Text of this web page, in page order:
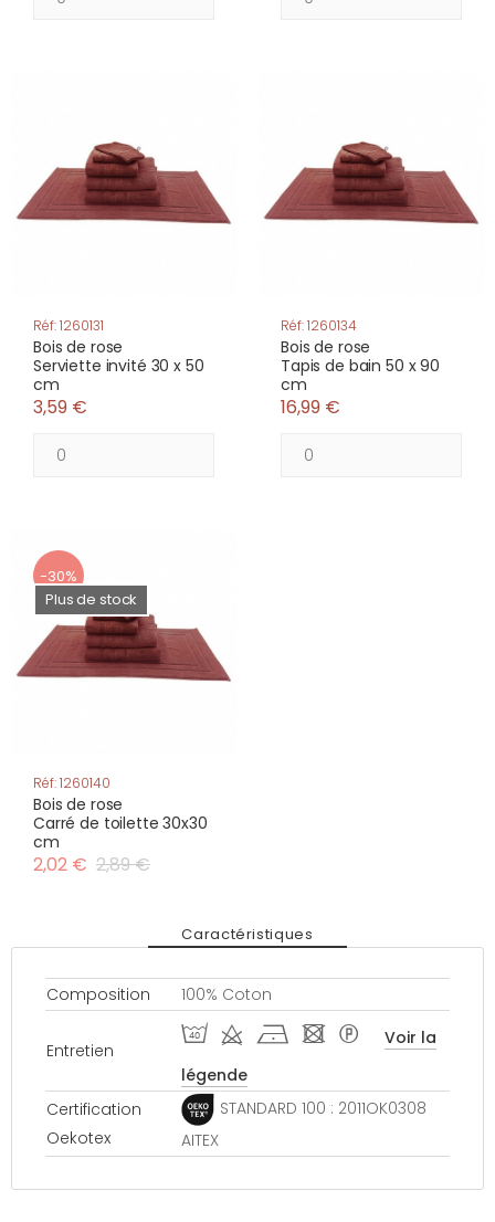
Réf: 1260131
Bois de rose
Serviette invité 30 x 50
cm
3,59 €
Réf: 1260134
Bois de rose
Tapis de bain 50 x 90
cm
16,99 €
-30%
Plus de stock
Réf: 1260140
Bois de rose
Carré de toilette 30x30
cm
2,02 € 2,89 €
Caractéristiques
Composition 100% Coton
Entretien
I d h - *
Voir la
légende
Certification
Oekotex
STANDARD 100 : 2011OK0308
AITEX